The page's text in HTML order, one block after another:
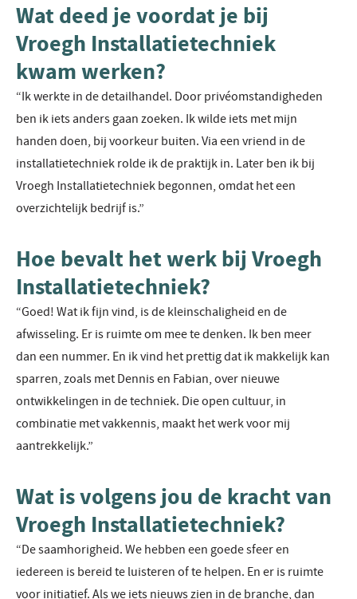
Wat deed je voordat je bij
Vroegh Installatietechniek
kwam werken?
“Ik werkte in de detailhandel. Door privéomstandigheden
ben ik iets anders gaan zoeken. Ik wilde iets met mijn
handen doen, bij voorkeur buiten. Via een vriend in de
installatietechniek rolde ik de praktijk in. Later ben ik bij
Vroegh Installatietechniek begonnen, omdat het een
overzichtelijk bedrijf is.”
Hoe bevalt het werk bij Vroegh
Installatietechniek?
“Goed! Wat ik fijn vind, is de kleinschaligheid en de
afwisseling. Er is ruimte om mee te denken. Ik ben meer
dan een nummer. En ik vind het prettig dat ik makkelijk kan
sparren, zoals met Dennis en Fabian, over nieuwe
ontwikkelingen in de techniek. Die open cultuur, in
combinatie met vakkennis, maakt het werk voor mij
aantrekkelijk.”
Wat is volgens jou de kracht van
Vroegh Installatietechniek?
“De saamhorigheid. We hebben een goede sfeer en
iedereen is bereid te luisteren of te helpen. En er is ruimte
voor initiatief. Als we iets nieuws zien in de branche, dan